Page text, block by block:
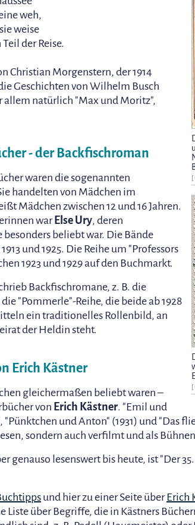
[
[
weh,
weise
der Reise.
Christian Morgenstern, der 1914
Geschichten von Wilhelm Busch
allem natürlich "Max und Moritz",
- der Backfischroman
waren die sogenannten
handelten von Mädchen im
Mädchen zwischen 12 und 16 Jahren.
warElse Ury, deren
besonders beliebt war. Die Bände
und 1925. Die Reihe um "Professors
1923 und 1929 auf den Buchmarkt.
Backfischromane, z. B. die
"Pommerle"-Reihe, die beide ab 1928
ein traditionelles Rollenbild, an
der Heldin steht.
Erich Kästner
gleichermaßen beliebt waren –
von Erich Kästner. "Emil und
"Pünktchen und Anton" (1931) und "Das
sondern auch verfilmt und als
genauso lesenswert bis heute, ist "Der
und hier zu einer Seite überErich
Liste über Begriffe, die in Kästners